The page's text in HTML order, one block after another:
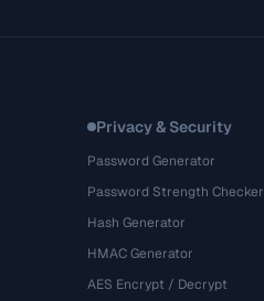
Privacy & Security
Password Generator
Password Strength Checker
Hash Generator
HMAC Generator
AES Encrypt / Decrypt